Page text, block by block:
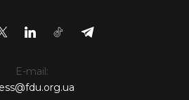
E-mail: